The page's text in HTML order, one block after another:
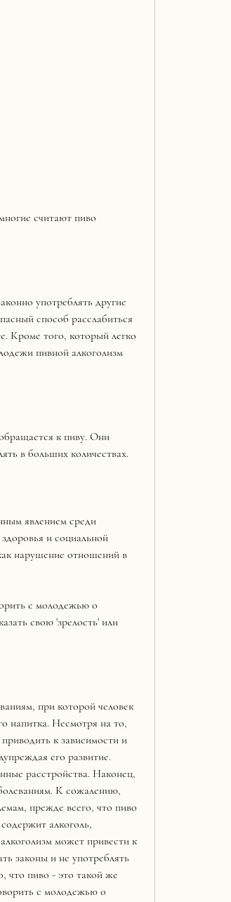
употреблять другие
способ расслабиться
Кроме того, который легко
пивной алкоголизм
к пиву. Они
в больших количествах.
явлением среди
и социальной
нарушение отношений в
с молодежью о
свою 'зрелость' или
при которой человек
напитка. Несмотря на то,
к зависимости и
его развитие.
расстройства. Наконец,
К сожалению,
прежде всего, что пиво
алкоголь,
может привести к
законы и не употреблять
что пиво - это такой же
с молодежью о